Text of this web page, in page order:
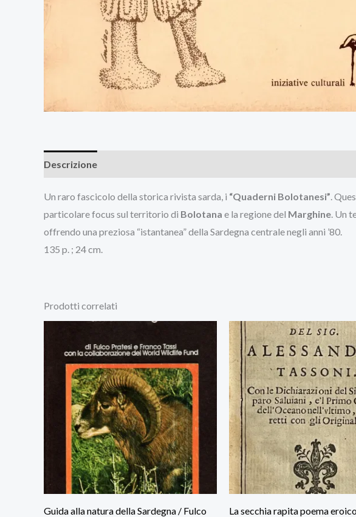
Descrizione
Un raro fascicolo della storica rivista sarda, i “Quaderni Bolotanesi”.
particolare focus sul territorio di Bolotana e la regione del Marghine. Un
offrendo una preziosa “istantanea” della Sardegna centrale negli anni ’80.
135 p. ; 24 cm.
Prodotti correlati
Guida alla natura della Sardegna / Fulco
La secchia rapita poema